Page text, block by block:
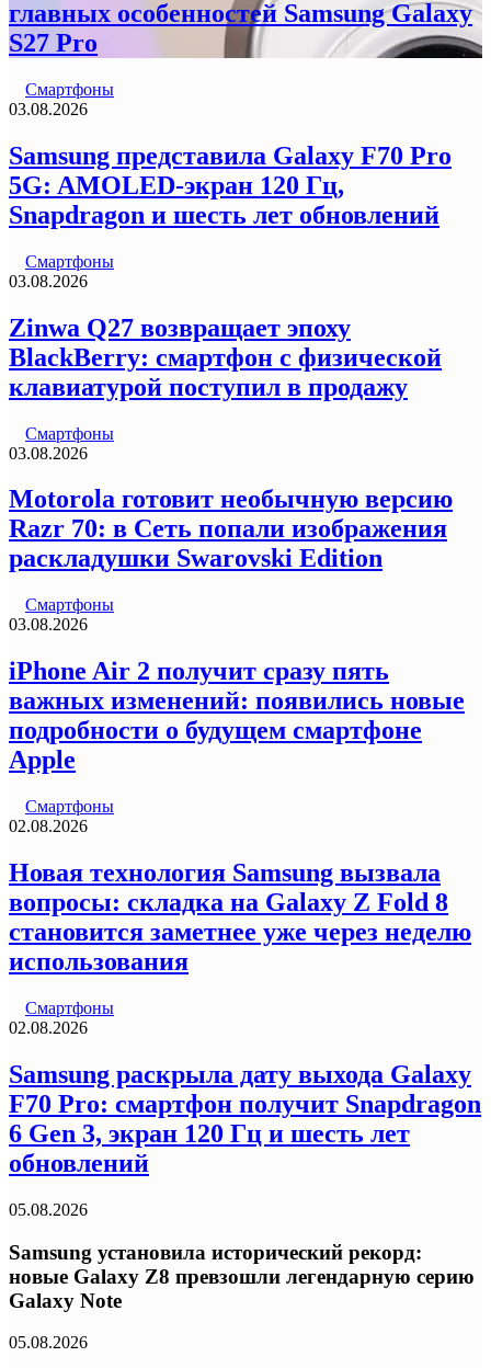
главных особенностей Samsung Galaxy
S27 Pro
Смартфоны
03.08.2026
Samsung представила Galaxy F70 Pro
5G: AMOLED-экран 120 Гц,
Snapdragon и шесть лет обновлений
Смартфоны
03.08.2026
Zinwa Q27 возвращает эпоху
BlackBerry: смартфон с физической
клавиатурой поступил в продажу
Смартфоны
03.08.2026
Motorola готовит необычную версию
Razr 70: в Сеть попали изображения
раскладушки Swarovski Edition
Смартфоны
03.08.2026
iPhone Air 2 получит сразу пять
важных изменений: появились новые
подробности о будущем смартфоне
Apple
Смартфоны
02.08.2026
Новая технология Samsung вызвала
вопросы: складка на Galaxy Z Fold 8
становится заметнее уже через неделю
использования
Смартфоны
02.08.2026
Samsung раскрыла дату выхода Galaxy
F70 Pro: смартфон получит Snapdragon
6 Gen 3, экран 120 Гц и шесть лет
обновлений
05.08.2026
Samsung установила исторический рекорд:
новые Galaxy Z8 превзошли легендарную серию
Galaxy Note
05.08.2026